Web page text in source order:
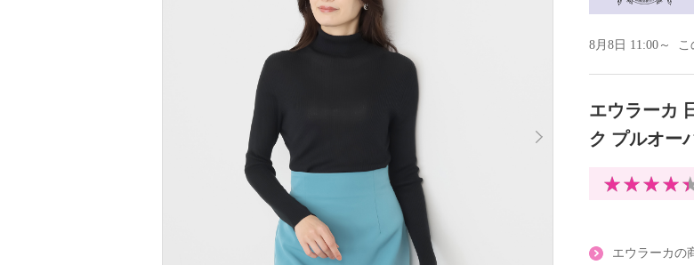
8月8日 11:00～
エウラーカ
ク プルオー
エウラーカの